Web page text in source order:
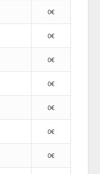
0€
0€
0€
0€
0€
0€
0€